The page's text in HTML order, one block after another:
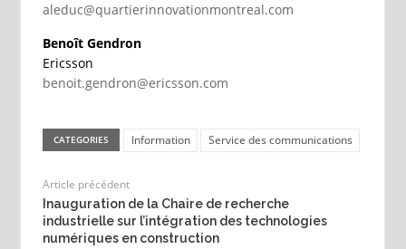
aleduc@quartierinnovationmontreal.com
Benoît Gendron
Ericsson
benoit.gendron@ericsson.com
CATEGORIES Information Service des communications
Article précédent
Inauguration de la Chaire de recherche
industrielle sur l’intégration des technologies
numériques en construction